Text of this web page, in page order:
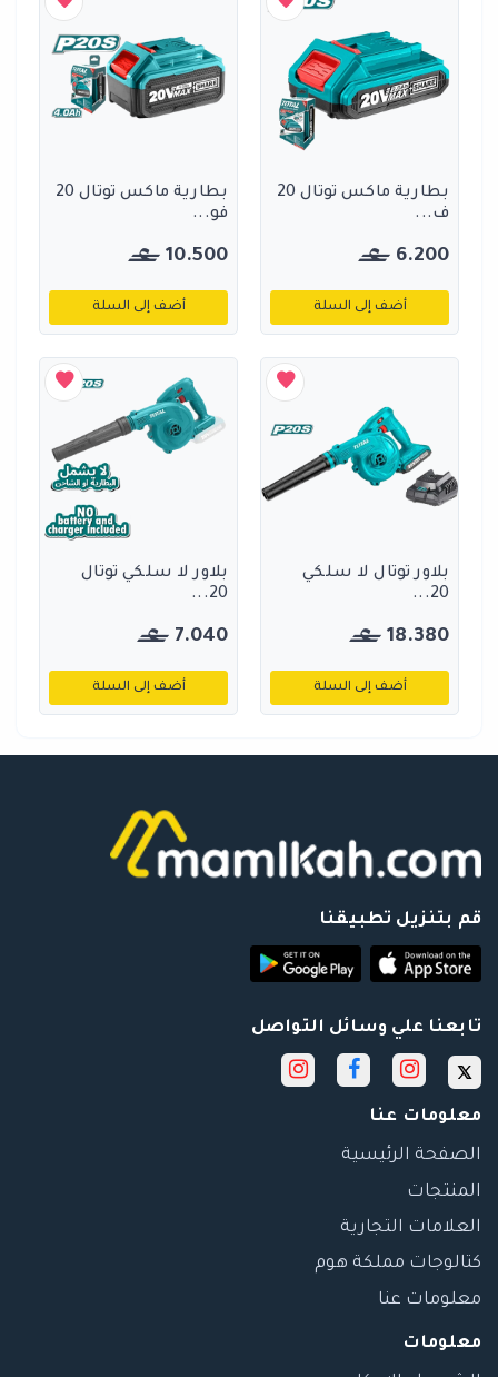
بطارية ماكس توتال 20
ف...
6.200
أضف إلى السلة
بطارية ماكس توتال 20
فو...
10.500
أضف إلى السلة
بلاور توتال لا سلكي
20...
18.380
أضف إلى السلة
بلاور لا سلكي توتال
20...
7.040
أضف إلى السلة
قم بتنزيل تطبيقنا
تابعنا علي وسائل التواصل
معلومات عنا
الصفحة الرئيسية
المنتجات
العلامات التجارية
كتالوجات مملكة هوم
معلومات عنا
معلومات